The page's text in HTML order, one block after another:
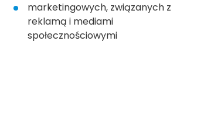
i
marketingowych, związanych z
reklamą i mediami
społecznościowymi